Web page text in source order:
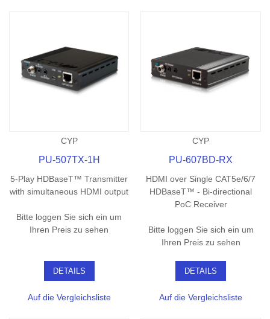
CYP
PU-507TX-1H
5-Play HDBaseT™ Transmitter
with simultaneous HDMI output
Bitte loggen Sie sich ein um
Ihren Preis zu sehen
DETAILS
Auf die Vergleichsliste
CYP
PU-607BD-RX
HDMI over Single CAT5e/6/7
HDBaseT™ - Bi-directional
PoC Receiver
Bitte loggen Sie sich ein um
Ihren Preis zu sehen
DETAILS
Auf die Vergleichsliste